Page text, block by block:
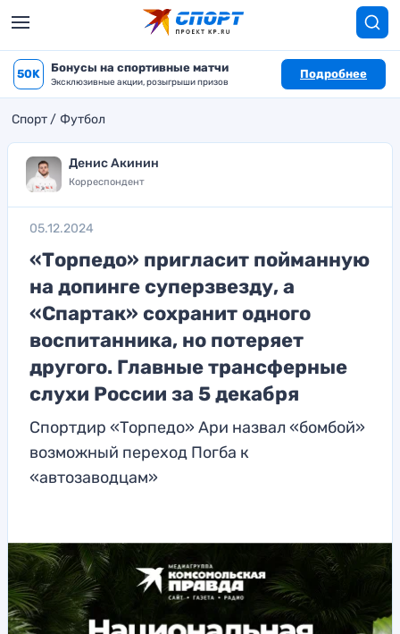
50K Бонусы на спортивные матчи
Эксклюзивные акции, розыгрыши призов
Подробнее
Спорт Футбол
Денис Акинин
Корреспондент
05.12.2024
«Торпедо» пригласит пойманную
на допинге суперзвезду, а
«Спартак» сохранит одного
воспитанника, но потеряет
другого. Главные трансферные
слухи России за 5 декабря
Спортдир «Торпедо» Ари назвал «бомбой»
возможный переход Погба к
«автозаводцам»